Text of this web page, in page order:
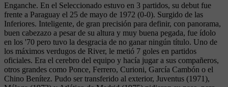
Enganche. En el Seleccionado estuvo en 3 partidos, su debut fue
frente a Paraguay el 25 de mayo de 1972 (0-0). Surgido de las
Inferiores. Inteligente, de gran precisión para definir, con panorama,
buen cabezazo a pesar de su altura y muy buena pegada, fue ídolo
en los '70 pero tuvo la desgracia de no ganar ningún título. Uno de
los máximos verdugos de River, le metió 7 goles en partidos
oficiales. Era el cerebro del equipo y hacía jugar a sus compañeros,
otros grandes como Ponce, Ferrero, Curioni, García Cambón o el
Chino Benítez. Pudo ser transferido al exterior, Juventus (1971),